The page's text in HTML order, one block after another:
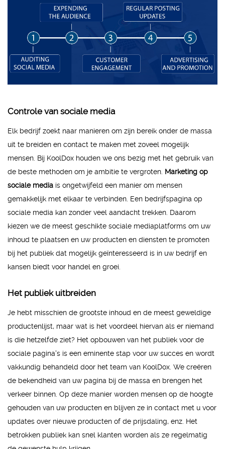
Controle van sociale media
Elk bedrijf zoekt naar manieren om zijn bereik onder de massa
uit te breiden en contact te maken met zoveel mogelijk
mensen. Bij KoolDox houden we ons bezig met het gebruik van
de beste methoden om je ambitie te vergroten. Marketing op
sociale media is ongetwijfeld een manier om mensen
gemakkelijk met elkaar te verbinden. Een bedrijfspagina op
sociale media kan zonder veel aandacht trekken. Daarom
kiezen we de meest geschikte sociale mediaplatforms om uw
inhoud te plaatsen en uw producten en diensten te promoten
bij het publiek dat mogelijk geïnteresseerd is in uw bedrijf en
kansen biedt voor handel en groei.
Het publiek uitbreiden
Je hebt misschien de grootste inhoud en de meest geweldige
productenlijst, maar wat is het voordeel hiervan als er niemand
is die hetzelfde ziet? Het opbouwen van het publiek voor de
sociale pagina's is een eminente stap voor uw succes en wordt
vakkundig behandeld door het team van KoolDox. We creëren
de bekendheid van uw pagina bij de massa en brengen het
verkeer binnen. Op deze manier worden mensen op de hoogte
gehouden van uw producten en blijven ze in contact met u voor
updates over nieuwe producten of de prijsdaling, enz. Het
betrokken publiek kan snel klanten worden als ze regelmatig